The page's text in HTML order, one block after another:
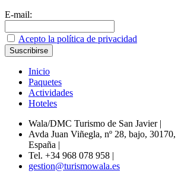
E-mail:
Acepto la política de privacidad
Inicio
Paquetes
Actividades
Hoteles
Wala/DMC Turismo de San Javier |
Avda Juan Viñegla, nº 28, bajo,
España |
Tel. +34 968 078 958 |
gestion@turismowala.es